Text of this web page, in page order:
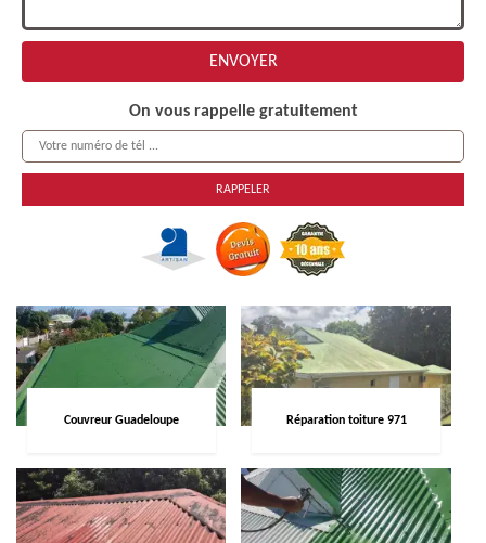
On vous rappelle gratuitement
Couvreur Guadeloupe Réparation toiture 971